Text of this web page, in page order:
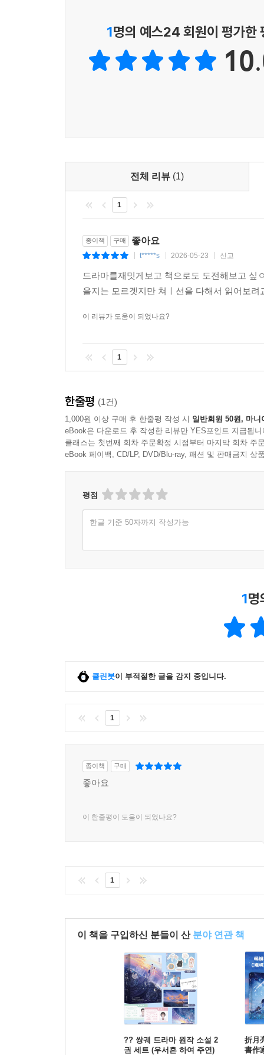
1명의 예스24 회원이 평가한
전체 리뷰 (1)
1
종이책 구매 좋아요
t*****s 2026-05-23 신고
드라마를재밋게보고 책으로도 도전해보고 싶
을지는 모르겟지만 쳐ㅣ선을 다해서 읽어보
이 리뷰가 도움이 되었나요?
1
한줄평 (1건)
1,000원 이상 구매 후 한줄평 작성 시 일반회원 50원, 마니
eBook은 다운로드 후 작성한 리뷰만 YES포인트 지급됩니
클래스는 첫번째 회차 주문확정 시점부터 마지막 회차 주
eBook 페이백, CD/LP, DVD/Blu-ray, 패션 및 판매금지 상
평점
한글 기준 50자까지 작성가능
1명
클린봇이 부적절한 글을 감지 중입니다.
1
종이책 구매
좋아요
이 한줄평이 도움이 되었나요?
1
이 책을 구입하신 분들이 산 분야 연관 책
?? 쌍궤 드라마 원작 소설 2
권 세트 (우서흔 하여 주연)
折月
書作